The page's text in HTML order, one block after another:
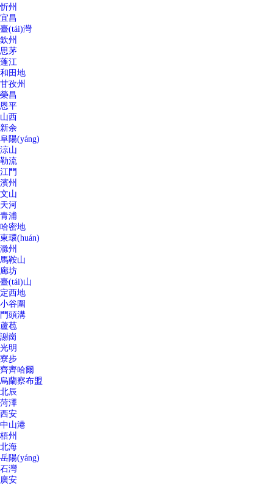
忻州
宜昌
臺(tái)灣
欽州
思茅
蓬江
和田地
甘孜州
榮昌
恩平
山西
新余
阜陽(yáng)
涼山
勒流
江門
濱州
文山
天河
青浦
哈密地
東環(huán)
滁州
馬鞍山
廊坊
臺(tái)山
定西地
小谷圍
門頭溝
蘆苞
謝崗
光明
寮步
齊齊哈爾
烏蘭察布盟
北辰
菏澤
西安
中山港
梧州
北海
岳陽(yáng)
石灣
廣安